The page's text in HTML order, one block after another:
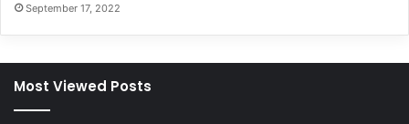
September 17, 2022
Most Viewed Posts